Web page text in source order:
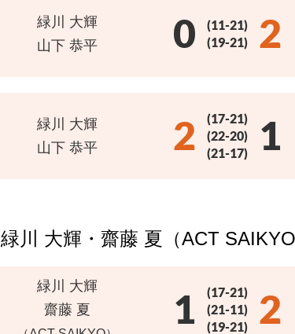
緑川 大輝
山下 恭平
0
(11-21)
(19-21)
2
緑川 大輝
山下 恭平
2
(17-21)
(22-20)
(21-17)
1
緑川 大輝・齋藤 夏（ACT
緑川 大輝
齋藤 夏
1
(17-21)
(21-11)
(19-21)
2